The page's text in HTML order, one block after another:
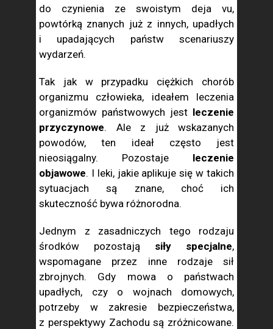
do czynienia ze swoistym deja vu,
powtórką znanych już z innych, upadłych
i upadających państw scenariuszy
wydarzeń.
Tak jak w przypadku ciężkich chorób
organizmu człowieka, ideałem leczenia
organizmów państwowych jest leczenie
przyczynowe. Ale z już wskazanych
powodów, ten ideał często jest
nieosiągalny. Pozostaje leczenie
objawowe. I leki, jakie aplikuje się w takich
sytuacjach są znane, choć ich
skuteczność bywa różnorodna.
Jednym z zasadniczych tego rodzaju
środków pozostają siły specjalne,
wspomagane przez inne rodzaje sił
zbrojnych. Gdy mowa o państwach
upadłych, czy o wojnach domowych,
potrzeby w zakresie bezpieczeństwa,
z perspektywy Zachodu są zróżnicowane.